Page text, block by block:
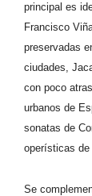
principal es
Francisco
preservadas
ciudades,
con poco
urbanos de
sonatas de
operísticas
Se